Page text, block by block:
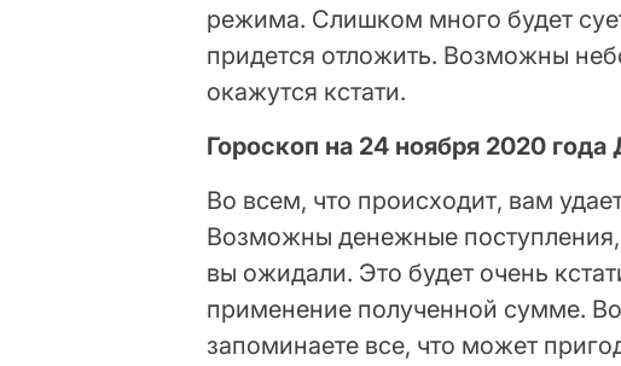
режима. Слишком много будет
придется отложить. Возможны
окажутся кстати.
Гороскоп на 24 ноября 2020 года
Во всем, что происходит, вам
Возможны денежные
вы ожидали. Это будет очень
применение полученной сумме.
запоминаете все, что может